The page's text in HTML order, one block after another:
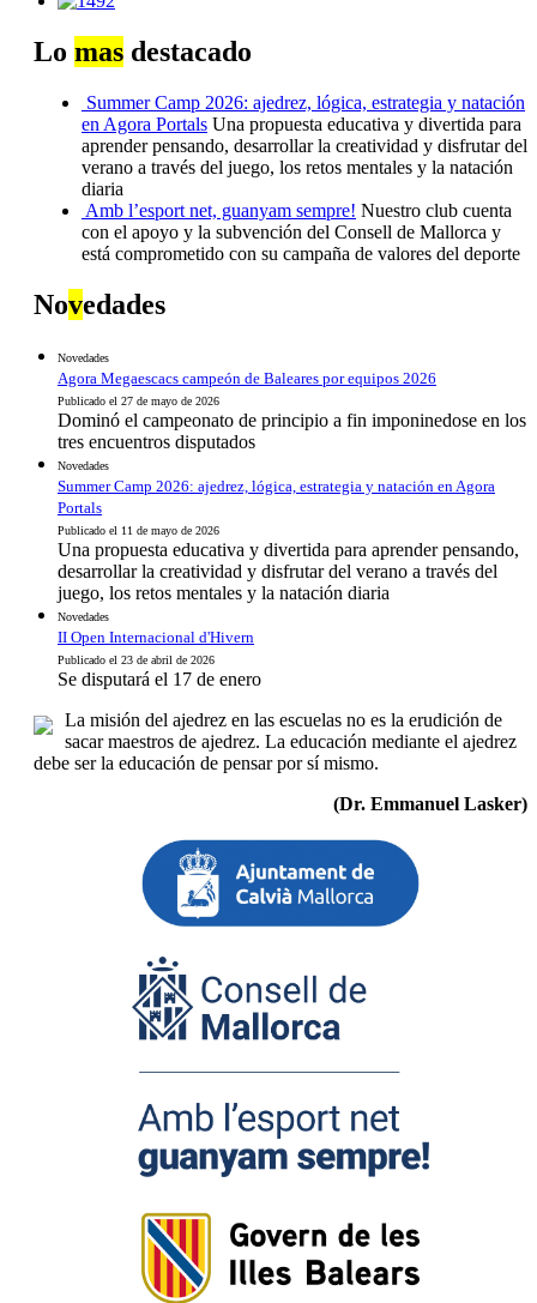
Lo mas destacado
Summer Camp 2026: ajedrez, lógica, estrategia y natación
en Agora Portals Una propuesta educativa y divertida para
aprender pensando, desarrollar la creatividad y disfrutar del
verano a través del juego, los retos mentales y la natación
diaria
Amb l’esport net, guanyam sempre! Nuestro club cuenta
con el apoyo y la subvención del Consell de Mallorca y
está comprometido con su campaña de valores del deporte
Novedades
Novedades
Agora Megaescacs campeón de Baleares por equipos 2026
Publicado el 27 de mayo de 2026
Dominó el campeonato de principio a fin imponinedose en los
tres encuentros disputados
Novedades
Summer Camp 2026: ajedrez, lógica, estrategia y natación en Agora
Portals
Publicado el 11 de mayo de 2026
Una propuesta educativa y divertida para aprender pensando,
desarrollar la creatividad y disfrutar del verano a través del
juego, los retos mentales y la natación diaria
Novedades
II Open Internacional d'Hivern
Publicado el 23 de abril de 2026
Se disputará el 17 de enero
La misión del ajedrez en las escuelas no es la erudición de
sacar maestros de ajedrez. La educación mediante el ajedrez
debe ser la educación de pensar por sí mismo.
(Dr. Emmanuel Lasker)